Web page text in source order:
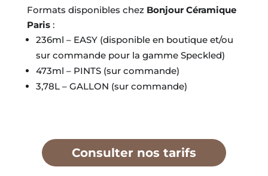
Formats disponibles chez Bonjour Céramique
Paris:
236ml – EASY (disponible en boutique et/ou
sur commande pour la gamme Speckled)
473ml – PINTS (sur commande)
3,78L – GALLON (sur commande)
Consulter nos tarifs